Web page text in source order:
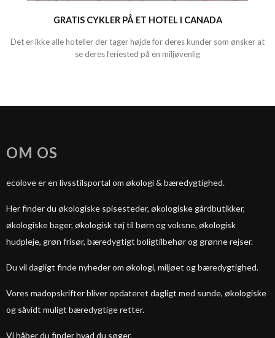
GRATIS CYKLER PÅ ET HOTEL I CANADA
Det er ikke alle hoteller der tager højde for deres kunder som ønsker at
se deres feriested på en miljøvenlig
OM OS
ecolove er en livsstilsportal om økologi & bæredygtighed.
Her finder du økologiske spisesteder, økologiske gårdbutikker,
økologiske bager, økologisk tøj til børn og voksne, økologisk
hudpleje, grøn frisør, bæredygtigt boligtilbehør og grønne rejser.
Du vil dagligt finde nyheder om økologi, miljøet og bæredygtighed.
Vores madopskrifter bliver opdateret dagligt med sunde, økologiske
og såvidt muligt bæredygtige retter.
Vi håber du finder hvad du søger.